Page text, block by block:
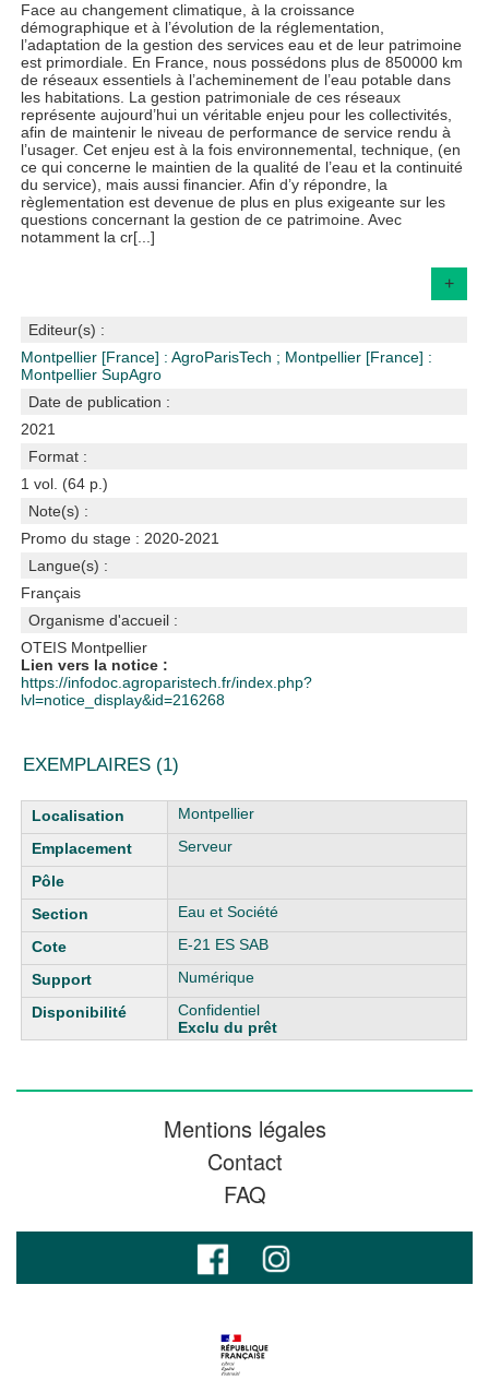
Face au changement climatique, à la croissance
démographique et à l’évolution de la réglementation,
l’adaptation de la gestion des services eau et de leur patrimoine
est primordiale. En France, nous possédons plus de 850000 km
de réseaux essentiels à l’acheminement de l’eau potable dans
les habitations. La gestion patrimoniale de ces réseaux
représente aujourd’hui un véritable enjeu pour les collectivités,
afin de maintenir le niveau de performance de service rendu à
l’usager. Cet enjeu est à la fois environnemental, technique, (en
ce qui concerne le maintien de la qualité de l’eau et la continuité
du service), mais aussi financier. Afin d’y répondre, la
règlementation est devenue de plus en plus exigeante sur les
questions concernant la gestion de ce patrimoine. Avec
notamment la cr[...]
+
Editeur(s) :
Montpellier [France] : AgroParisTech ; Montpellier [France] :
Montpellier SupAgro
Date de publication :
2021
Format :
1 vol. (64 p.)
Note(s) :
Promo du stage : 2020-2021
Langue(s) :
Français
Organisme d'accueil :
OTEIS Montpellier
Lien vers la notice :
https://infodoc.agroparistech.fr/index.php?
lvl=notice_display&id=216268
EXEMPLAIRES (1)
Liste des exemplaires
Montpellier
Serveur
Eau et Société
E-21 ES SAB
Numérique
Confidentiel
Exclu du prêt
Mentions légales
Contact
FAQ